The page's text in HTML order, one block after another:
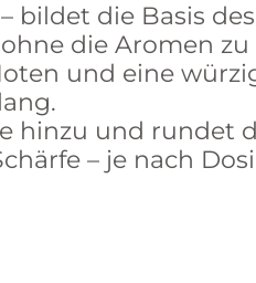
bildet die Basis
die Aromen
und eine
hinzu und rundet
– je nach